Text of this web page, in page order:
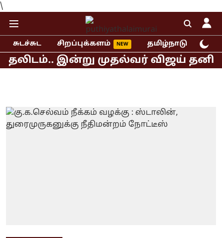
\
சுடச்சுட சிறப்புக்களம் தமிழ்நாடு
இன்று முதல்வர் விஜய் தனித்